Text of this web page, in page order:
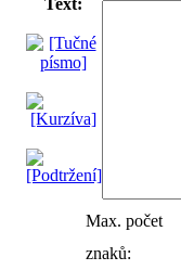
Max. počet
znaků: